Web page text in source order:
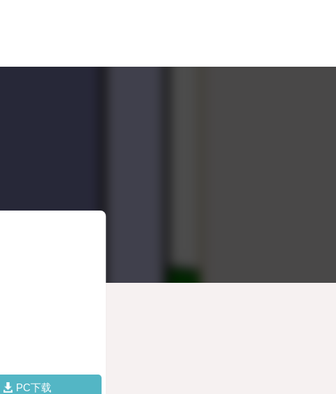
PC下载